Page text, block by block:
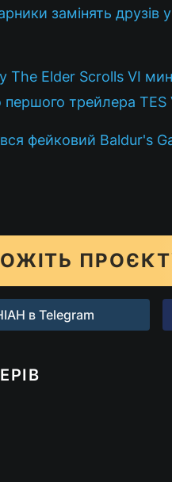
замінять друзів
The Elder Scrolls VI
трейлера TES
фейковий Baldur's
в Telegram